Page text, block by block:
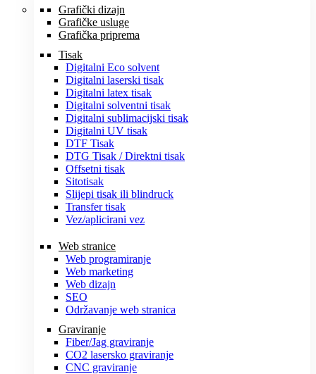
Grafički dizajn
Grafičke usluge
Grafička priprema
Tisak
Digitalni Eco solvent
Digitalni laserski tisak
Digitalni latex tisak
Digitalni solventni tisak
Digitalni sublimacijski tisak
Digitalni UV tisak
DTF Tisak
DTG Tisak / Direktni tisak
Offsetni tisak
Sitotisak
Slijepi tisak ili blindruck
Transfer tisak
Vez/aplicirani vez
Web stranice
Web programiranje
Web marketing
Web dizajn
SEO
Održavanje web stranica
Graviranje
Fiber/Jag graviranje
CO2 lasersko graviranje
CNC graviranje